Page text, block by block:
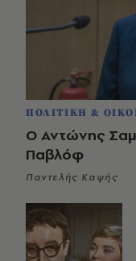
ΠΟΛΙΤΙΚΗ &
Ο Αντώνης
Παβλόφ
Παντελής Καψής